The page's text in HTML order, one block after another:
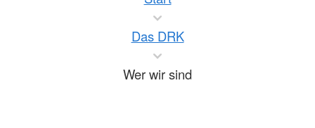
Das DRK
Wer wir sind